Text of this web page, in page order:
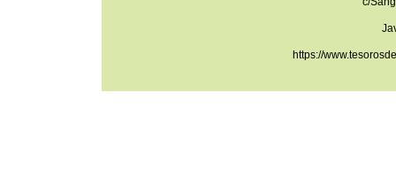
https://